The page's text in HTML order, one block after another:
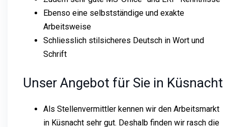
Ebenso eine selbstständige und exakte
Arbeitsweise
Schliesslich stilsicheres Deutsch in Wort und
Schrift
Unser Angebot für Sie in Küsnacht
Als Stellenvermittler kennen wir den Arbeitsmarkt
in Küsnacht sehr gut. Deshalb finden wir rasch die